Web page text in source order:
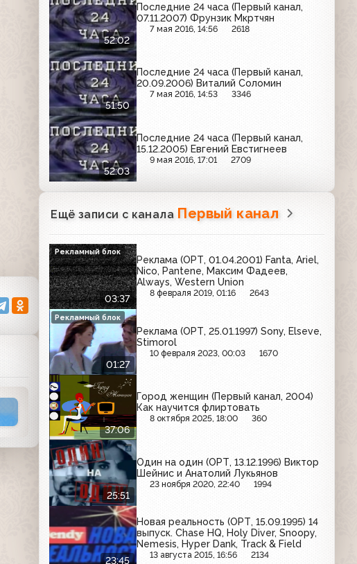
52:02
Последние 24 часа (Первый канал,
07.11.2007) Фрунзик Мкртчян
7 мая 2016, 14:56 2618
51:50
Последние 24 часа (Первый канал,
20.09.2006) Виталий Соломин
7 мая 2016, 14:53 3346
52:03
Последние 24 часа (Первый канал,
15.12.2005) Евгений Евстигнеев
9 мая 2016, 17:01 2709
Ещё записи с канала Первый канал
03:37
Реклама (ОРТ, 01.04.2001) Fanta, Ariel,
Nico, Pantene, Максим Фадеев,
Always, Western Union
8 февраля 2019, 01:16 2643
Рекламный блок
01:27
Реклама (ОРТ, 25.01.1997) Sony, Elseve,
Stimorol
10 февраля 2023, 00:03 1670
Рекламный блок
37:06
Город женщин (Первый канал, 2004)
Как научится флиртовать
8 октября 2025, 18:00 360
25:51
Один на один (ОРТ, 13.12.1996) Виктор
Шейнис и Анатолий Лукьянов
23 ноября 2020, 22:40 1994
23:45
Новая реальность (ОРТ, 15.09.1995) 14
выпуск. Chase HQ, Holy Diver, Snoopy,
Nemesis, Hyper Dank, Track & Field
13 августа 2015, 16:56 2134